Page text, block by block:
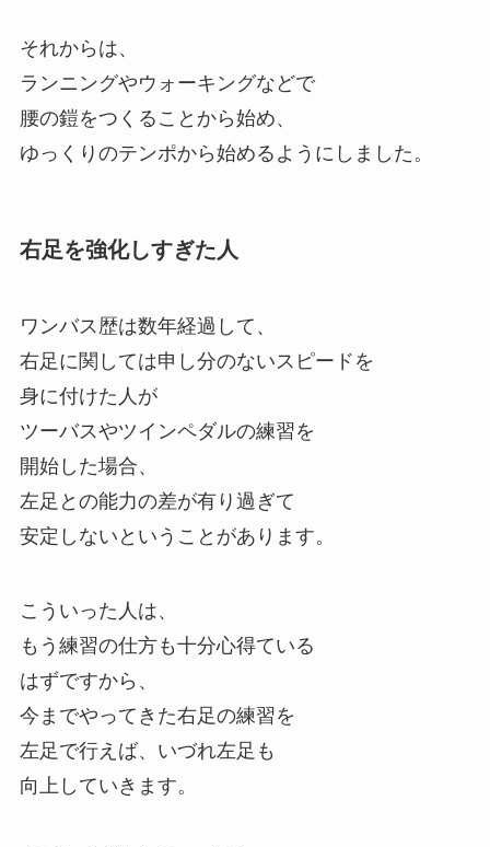
それからは、
ランニングやウォーキングなどで
腰の鎧をつくることから始め、
ゆっくりのテンポから始めるようにしました。
右足を強化しすぎた人
ワンバス歴は数年経過して、
右足に関しては申し分のないスピードを
身に付けた人が
ツーバスやツインペダルの練習を
開始した場合、
左足との能力の差が有り過ぎて
安定しないということがあります。
こういった人は、
もう練習の仕方も十分心得ている
はずですから、
今までやってきた右足の練習を
左足で行えば、いづれ左足も
向上していきます。